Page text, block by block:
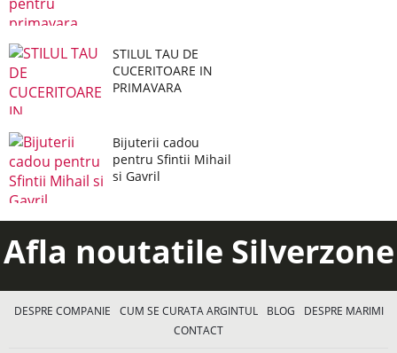
STILUL TAU DE
CUCERITOARE IN
PRIMAVARA
Bijuterii cadou
pentru Sfintii Mihail
si Gavril
Afla noutatile Silverzone
DESPRE COMPANIE CUM SE CURATA ARGINTUL BLOG
DESPRE MARIMI
CONTACT